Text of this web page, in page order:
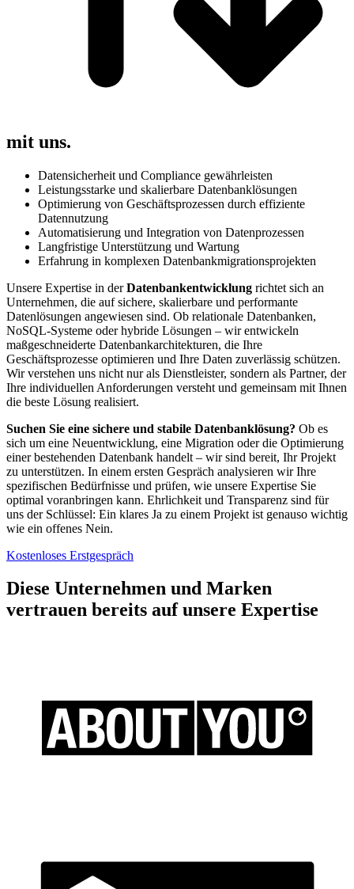
mit uns.
Datensicherheit und Compliance gewährleisten
Leistungsstarke und skalierbare Datenbanklösungen
Optimierung von Geschäftsprozessen durch effiziente
Datennutzung
Automatisierung und Integration von Datenprozessen
Langfristige Unterstützung und Wartung
Erfahrung in komplexen Datenbankmigrationsprojekten
Unsere Expertise in derDatenbankentwicklung richtet sich an
Unternehmen, die auf sichere, skalierbare und performante
Datenlösungen angewiesen sind. Ob relationale Datenbanken,
NoSQL-Systeme oder hybride Lösungen – wir entwickeln
maßgeschneiderte Datenbankarchitekturen, die Ihre
Geschäftsprozesse optimieren und Ihre Daten zuverlässig schützen.
Wir verstehen uns nicht nur als Dienstleister, sondern als Partner, der
Ihre individuellen Anforderungen versteht und gemeinsam mit Ihnen
die beste Lösung realisiert.
Suchen Sie eine sichere und stabile Datenbanklösung? Ob es
sich um eine Neuentwicklung, eine Migration oder die Optimierung
einer bestehenden Datenbank handelt – wir sind bereit, Ihr Projekt
zu unterstützen. In einem ersten Gespräch analysieren wir Ihre
spezifischen Bedürfnisse und prüfen, wie unsere Expertise Sie
optimal voranbringen kann. Ehrlichkeit und Transparenz sind für
uns der Schlüssel: Ein klares Ja zu einem Projekt ist genauso wichtig
wie ein offenes Nein.
Kostenloses Erstgespräch
Diese Unternehmen und Marken
vertrauen bereits auf unsere Expertise